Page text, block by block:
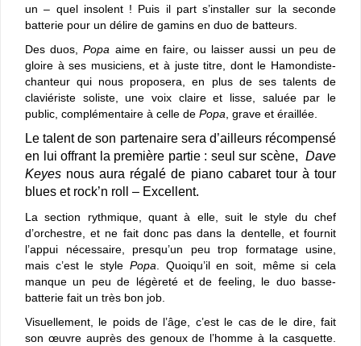
un – quel insolent ! Puis il part s’installer sur la seconde
batterie pour un délire de gamins en duo de batteurs.
Des duos,
Popa aime en faire, ou laisser aussi un peu de
gloire à ses musiciens, et à juste titre, dont le Hamondiste-
chanteur qui nous proposera, en plus de ses talents de
claviériste soliste, une voix claire et lisse, saluée par le
public, complémentaire à celle de Popa , grave et éraillée.
Le talent de son partenaire sera d’ailleurs récompensé
en lui offrant la première partie : seul sur scène, Dave
Keyes nous aura régalé de piano cabaret tour à tour
blues et rock’n roll – Excellent.
La section rythmique, quant à elle, suit le style du chef
d’orchestre, et ne fait donc pas dans la dentelle, et fournit
l’appui nécessaire, presqu’un peu trop formatage usine,
mais c’est le style Popa . Quoiqu’il en soit, même si cela
manque un peu de légèreté et de feeling, le duo basse-
batterie fait un très bon job.
Visuellement, le poids de l’âge, c’est le cas de le dire, fait
son œuvre auprès des genoux de l’homme à la casquette.